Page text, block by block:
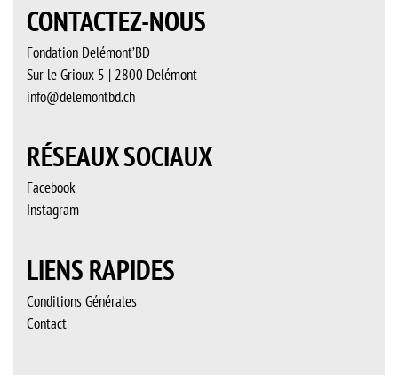
CONTACTEZ-NOUS
Fondation Delémont’BD
Sur le Grioux 5 | 2800 Delémont
info@delemontbd.ch
RÉSEAUX SOCIAUX
Facebook
Instagram
LIENS RAPIDES
Conditions Générales
Contact